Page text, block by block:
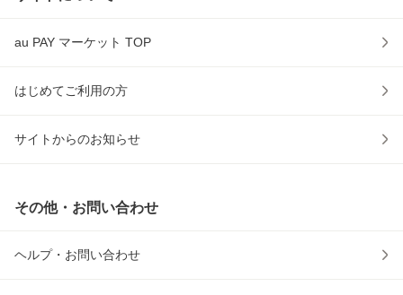
au PAY マーケット TOP
はじめてご利用の方
サイトからのお知らせ
その他・お問い合わせ
ヘルプ・お問い合わせ